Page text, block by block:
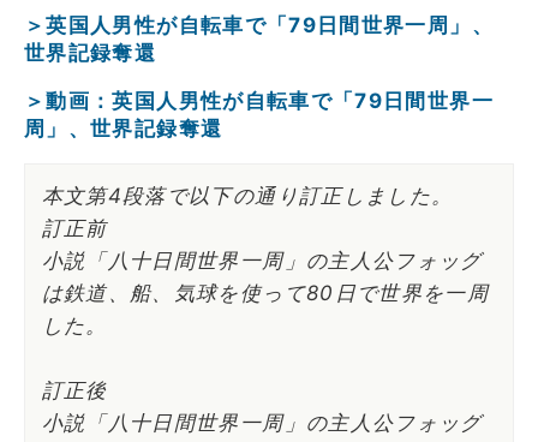
＞英国人男性が自転車で「79日間世界一周」、
世界記録奪還
＞動画：英国人男性が自転車で「79日間世界一
周」、世界記録奪還
本文第4段落で以下の通り訂正しました。
訂正前
小説「八十日間世界一周」の主人公フォッグ
は鉄道、船、気球を使って80日で世界を一周
した。
訂正後
小説「八十日間世界一周」の主人公フォッグ